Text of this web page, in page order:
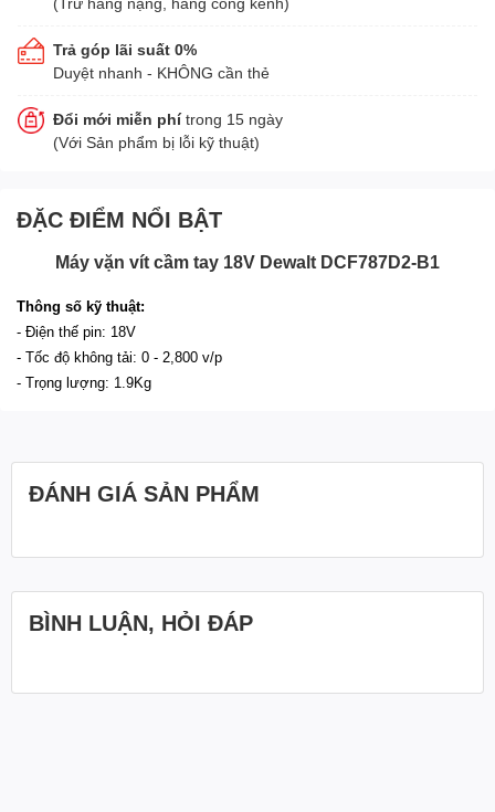
Trả góp lãi suất 0%
Duyệt nhanh - KHÔNG cần thẻ
Đổi mới miễn phítrong 15 ngày
(Với Sản phẩm bị lỗi kỹ thuật)
ĐẶC ĐIỂM NỔI BẬT
Máy vặn vít cầm tay 18V Dewalt DCF787D2-B1
Thông số kỹ thuật:
- Điện thế pin: 18V
- Tốc độ không tải: 0 - 2,800 v/p
- Trọng lượng: 1.9Kg
ĐÁNH GIÁ SẢN PHẨM
BÌNH LUẬN, HỎI ĐÁP